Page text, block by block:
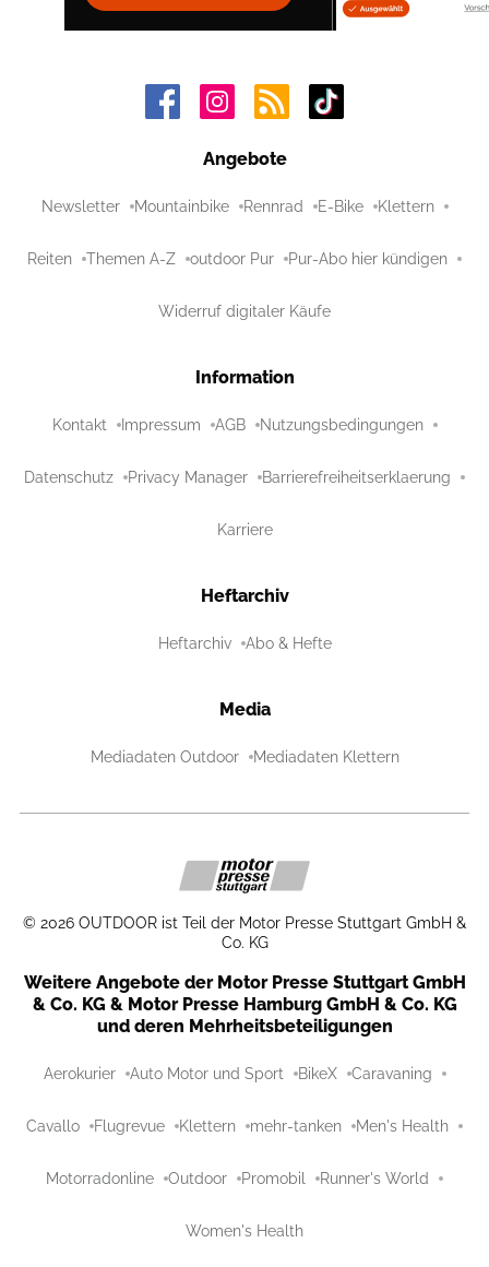
Angebote
Newsletter Mountainbike Rennrad E-Bike Klettern
Reiten Themen A-Z outdoor Pur Pur-Abo hier kündigen
Widerruf digitaler Käufe
Information
Kontakt Impressum AGB Nutzungsbedingungen
Datenschutz Privacy Manager Barrierefreiheitserklaerung
Karriere
Heftarchiv
Heftarchiv Abo & Hefte
Media
Mediadaten Outdoor Mediadaten Klettern
© 2026 OUTDOOR ist Teil der Motor Presse Stuttgart GmbH &
Co. KG
Weitere Angebote der Motor Presse Stuttgart GmbH
& Co. KG & Motor Presse Hamburg GmbH & Co. KG
und deren Mehrheitsbeteiligungen
Aerokurier Auto Motor und Sport BikeX Caravaning
Cavallo Flugrevue Klettern mehr-tanken Men's Health
Motorradonline Outdoor Promobil Runner's World
Women's Health